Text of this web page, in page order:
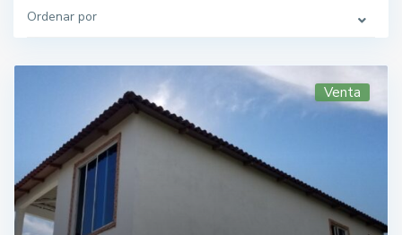
Ordenar por
Venta